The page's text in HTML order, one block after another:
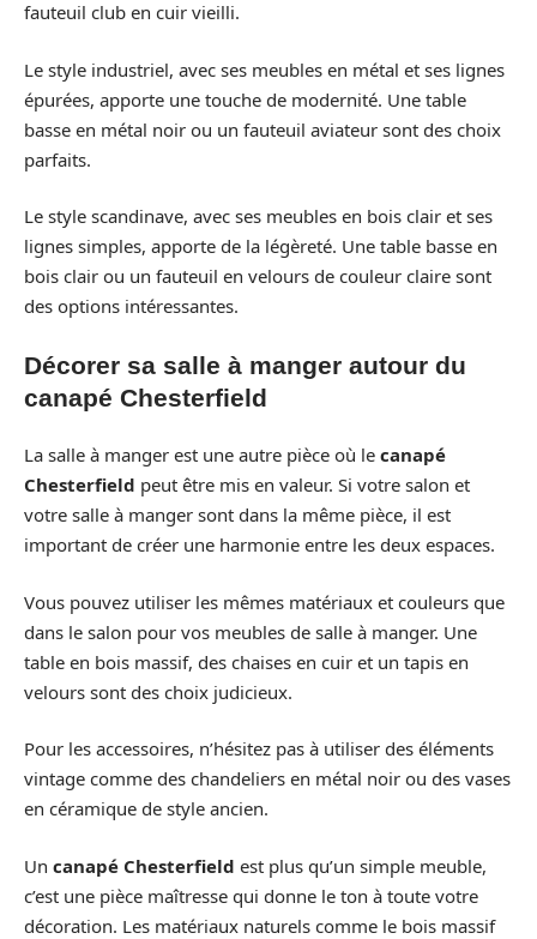
fauteuil club en cuir vieilli.
Le style industriel, avec ses meubles en métal et ses lignes
épurées, apporte une touche de modernité. Une table
basse en métal noir ou un fauteuil aviateur sont des choix
parfaits.
Le style scandinave, avec ses meubles en bois clair et ses
lignes simples, apporte de la légèreté. Une table basse en
bois clair ou un fauteuil en velours de couleur claire sont
des options intéressantes.
Décorer sa salle à manger autour du
canapé Chesterfield
La salle à manger est une autre pièce où le canapé
Chesterfield peut être mis en valeur. Si votre salon et
votre salle à manger sont dans la même pièce, il est
important de créer une harmonie entre les deux espaces.
Vous pouvez utiliser les mêmes matériaux et couleurs que
dans le salon pour vos meubles de salle à manger. Une
table en bois massif, des chaises en cuir et un tapis en
velours sont des choix judicieux.
Pour les accessoires, n’hésitez pas à utiliser des éléments
vintage comme des chandeliers en métal noir ou des vases
en céramique de style ancien.
Un canapé Chesterfield est plus qu’un simple meuble,
c’est une pièce maîtresse qui donne le ton à toute votre
décoration. Les matériaux naturels comme le bois massif